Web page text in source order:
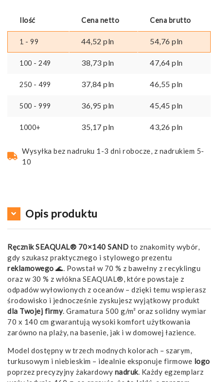
Ilość Cena netto Cena brutto
1 - 99 44,52 pln 54,76 pln
100 - 249 38,73 pln 47,64 pln
250 - 499 37,84 pln 46,55 pln
500 - 999 36,95 pln 45,45 pln
1000+ 35,17 pln 43,26 pln
Wysyłka bez nadruku 1-3 dni robocze, z nadrukiem 5-
10
Opis produktu
Ręcznik SEAQUAL® 70×140 SAND to znakomity wybór,
gdy szukasz praktycznego i stylowego prezentu
reklamowego 🌊. Powstał w 70 % z bawełny z recyklingu
oraz w 30 % z włókna SEAQUAL®, które powstaje z
odpadów wyłowionych z oceanów – dzięki temu wspierasz
środowisko i jednocześnie zyskujesz wyjątkowy produkt
dla Twojej firmy. Gramatura 500 g/m² oraz solidny wymiar
70 x 140 cm gwarantują wysoki komfort użytkowania
zarówno na plaży, na basenie, jak i w domowej łazience.
Model dostępny w trzech modnych kolorach – szarym,
turkusowym i niebieskim – idealnie eksponuje firmowe logo
poprzez precyzyjny żakardowy nadruk. Każdy egzemplarz